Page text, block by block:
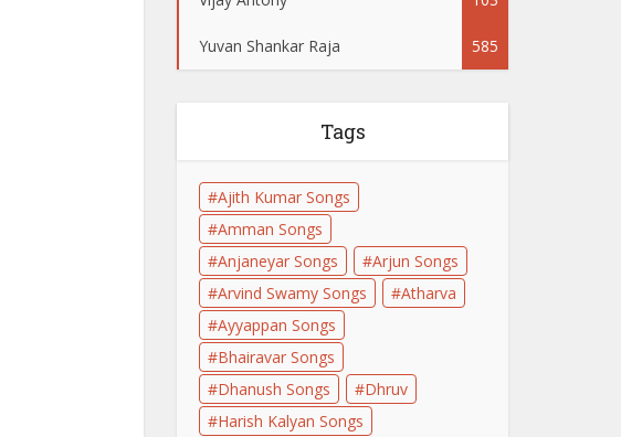
Yuvan Shankar Raja 585
Tags
Ajith Kumar Songs
Amman Songs
Anjaneyar Songs
Arjun Songs
Arvind Swamy Songs
Atharva
Ayyappan Songs
Bhairavar Songs
Dhanush Songs
Dhruv
Harish Kalyan Songs